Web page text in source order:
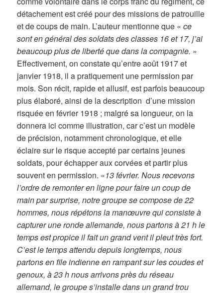
détachement est créé pour des missions de patrouille
et de coups de main. L’auteur mentionne que «ce
sont en général des soldats des classes 16 et 17, j’ai
beaucoup plus de liberté que dans la compagnie. »
Effectivement, on constate qu’entre août 1917 et
janvier 1918, il a pratiquement une permission par
mois. Son récit, rapide et allusif, est parfois beaucoup
plus élaboré, ainsi de la description d’une mission
risquée en février 1918 ; malgré sa longueur, on la
donnera ici comme illustration, car c’est un modèle
de précision, notamment chronologique, et elle
éclaire sur le risque accepté par certains jeunes
soldats, pour échapper aux corvées et partir plus
souvent en permission. «13 février. Nous recevons
l’ordre de remonter en ligne pour faire un coup de
main par surprise, notre groupe se compose de 22
hommes, nous répétons la manœuvre qui consiste à
capturer une ronde allemande, nous partons à 21 h le
temps est propice il fait un grand vent il pleut très fort.
C’est le temps attendu depuis longtemps, nous
partons en file indienne en rampant sur les coudes et
genoux, à 23 h nous arrivons près du réseau
allemand, le groupe s’installe dans un grand trou